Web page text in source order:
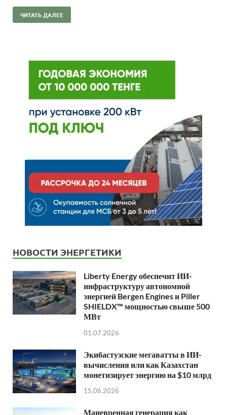
ЧИТАТЬ ДАЛЕЕ
НОВОСТИ ЭНЕРГЕТИКИ
Liberty Energy обеспечит ИИ-
инфраструктуру автономной
энергией Bergen Engines и Piller
SHIELDX™ мощностью свыше 500
МВт
01.07.2026
Экибастузские мегаватты в ИИ-
вычисления или как Казахстан
монетизирует энергию на $10 млрд
15.06.2026
Маневренная генерация как